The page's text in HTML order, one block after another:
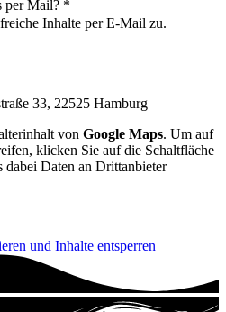
per Mail? *
Inhalte per E-Mail zu.
33, 22525 Hamburg
von Google Maps. Um auf
klicken Sie auf die Schaltfläche
dabei Daten an Drittanbieter
und Inhalte entsperren